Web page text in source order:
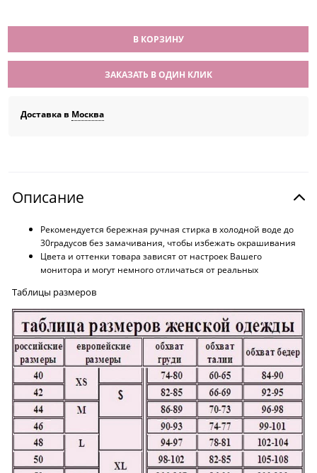
В КОРЗИНУ
ЗАКАЗАТЬ В ОДИН КЛИК
Доставка в Москва
Описание
Рекомендуется бережная ручная стирка в холодной воде до
30градусов без замачивания, чтобы избежать окрашивания
Цвета и оттенки товара зависят от настроек Вашего
монитора и могут немного отличаться от реальных
Таблицы размеров